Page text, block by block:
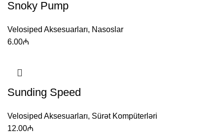
Snoky Pump
Velosiped Aksesuarları, Nasoslar
6.00₼
Sunding Speed
Velosiped Aksesuarları, Sürət Kompüterləri
12.00₼